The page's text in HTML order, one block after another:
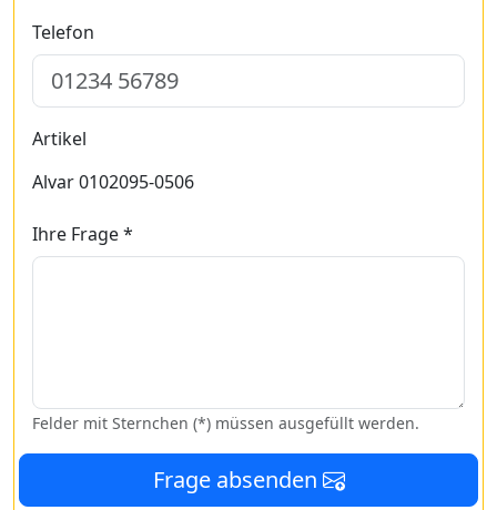
Telefon
Artikel
Alvar 0102095-0506
Ihre Frage *
Felder mit Sternchen (*) müssen ausgefüllt werden.
Frage absenden